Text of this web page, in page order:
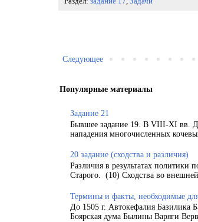
Следующее
Популярные материалы
Задание 21
Бывшее задание 19. В VIII-XI вв.
нападения многочисленных
20 задание (сходства и различия)
Различия в результатах
Старого. (10) Сходства во
Термины и факты, необходимые
До 1505 г. Автокефалия Базилика
Боярская дума Былины Варяги